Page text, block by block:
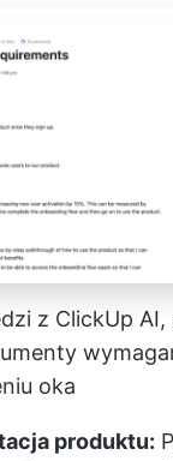
z ClickUp
oka
produktu: